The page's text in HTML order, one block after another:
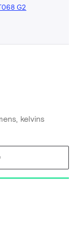
G2